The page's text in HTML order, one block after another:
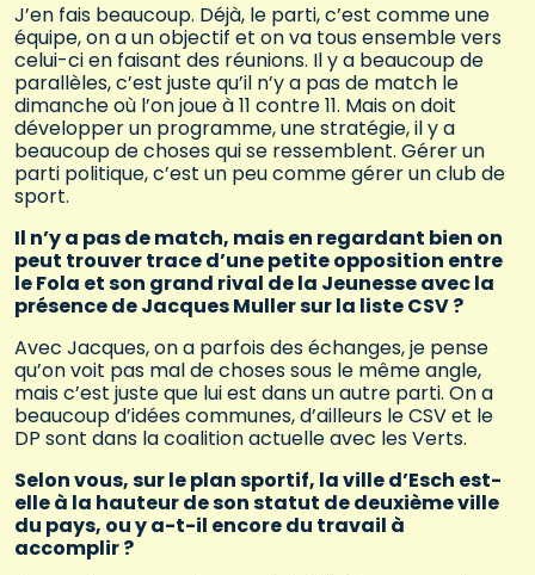
J’en fais beaucoup. Déjà, le parti, c’est comme une
équipe, on a un objectif et on va tous ensemble vers
celui-ci en faisant des réunions. Il y a beaucoup de
parallèles, c’est juste qu’il n’y a pas de match le
dimanche où l’on joue à 11 contre 11. Mais on doit
développer un programme, une stratégie, il y a
beaucoup de choses qui se ressemblent. Gérer un
parti politique, c’est un peu comme gérer un club de
sport.
Il n’y a pas de match, mais en regardant bien on
peut trouver trace d’une petite opposition entre
le Fola et son grand rival de la Jeunesse avec la
présence de Jacques Muller sur la liste CSV ?
Avec Jacques, on a parfois des échanges, je pense
qu’on voit pas mal de choses sous le même angle,
mais c’est juste que lui est dans un autre parti. On a
beaucoup d’idées communes, d’ailleurs le CSV et le
DP sont dans la coalition actuelle avec les Verts.
Selon vous, sur le plan sportif, la ville d’Esch est-
elle à la hauteur de son statut de deuxième ville
du pays, ou y a-t-il encore du travail à
accomplir ?